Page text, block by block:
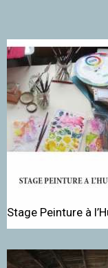
Stage Peinture à